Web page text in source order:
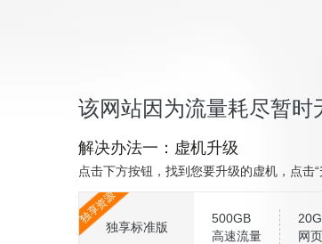
该网站因为流量耗尽暂时
解决办法一：虚机升级
点击下方按钮，找到您要升级的虚机，点击
独享资源
独享标准版
500GB
高速流量
网